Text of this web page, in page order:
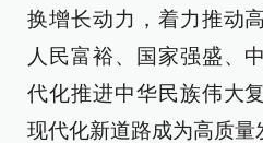
换增长动力，着力推动
人民富裕、国家强盛、
代化推进中华民族伟大
现代化新道路成为高质量